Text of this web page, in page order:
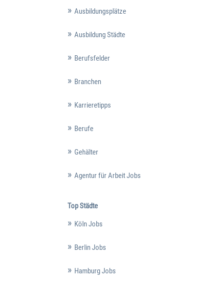
Ausbildungsplätze
Ausbildung Städte
Berufsfelder
Branchen
Karrieretipps
Berufe
Gehälter
Agentur für Arbeit Jobs
Top Städte
Köln Jobs
Berlin Jobs
Hamburg Jobs